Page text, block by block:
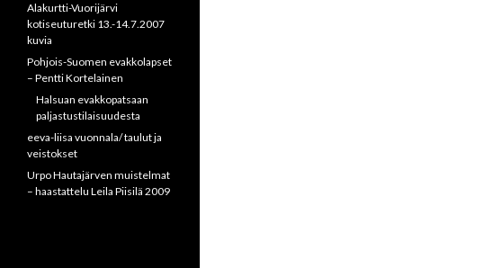
Alakurtti-Vuorijärvi
kotiseuturetki 13.-14.7.2007
kuvia
Pohjois-Suomen evakkolapset
– Pentti Kortelainen
Halsuan evakkopatsaan
paljastustilaisuudesta
eeva-liisa vuonnala/ taulut ja
veistokset
Urpo Hautajärven muistelmat
– haastattelu Leila Piisilä 2009